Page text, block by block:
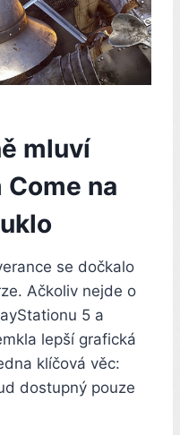
mluví
na
se dočkalo
Ačkoliv nejde o
5 a
lepší grafická
klíčová věc:
dostupný pouze